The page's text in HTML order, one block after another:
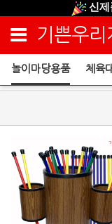
신제
신규회원
❤ 신
기쁜우리
놀이마당용품 체육